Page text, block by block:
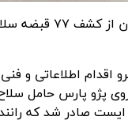
ایرانشهر - فرمانده
اقدام اطلاعاتی
پژو پارس حامل
ایست صادر شد که